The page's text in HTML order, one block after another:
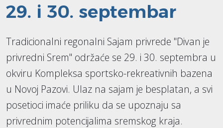
29. i 30. septembar
Tradicionalni regonalni Sajam privrede "Divan je
privredni Srem" održaće se 29. i 30. septembra u
okviru Kompleksa sportsko-rekreativnih bazena
u Novoj Pazovi. Ulaz na sajam je besplatan, a svi
posetioci imaće priliku da se upoznaju sa
privrednim potencijalima sremskog kraja.